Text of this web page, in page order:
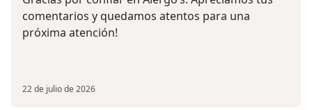
comentarios y quedamos atentos para una
próxima atención!
22 de julio de 2026